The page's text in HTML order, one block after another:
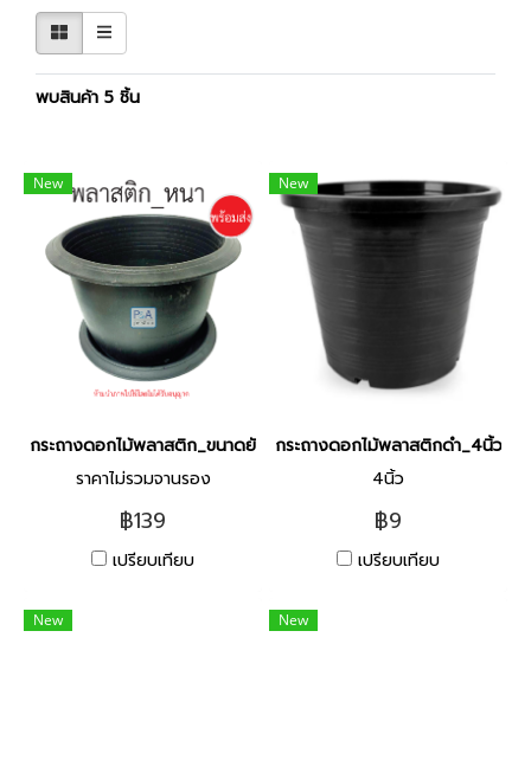
พบสินค้า 5 ชิ้น
New
กระถางดอกไม้พลาสติก_ขนาดยักษ์ / พลาสติกหนา ทนทาน / 20นิ้ว.
ราคาไม่รวมจานรอง
฿139
เปรียบเทียบ
New
กระถางดอกไม้พลาสติกดำ_4นิ้ว
4นิ้ว
฿9
เปรียบเทียบ
New New